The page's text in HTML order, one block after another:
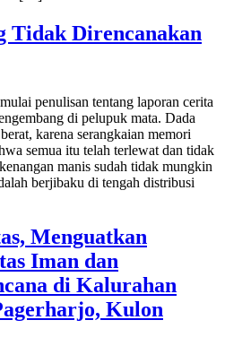
Tidak Direncanakan
penulisan tentang laporan cerita
di pelupuk mata. Dada
karena serangkaian memori
semua itu telah terlewat dan tidak
manis sudah tidak mungkin
berjibaku di tengah distribusi
Menguatkan
Iman dan
di Kalurahan
Kulon